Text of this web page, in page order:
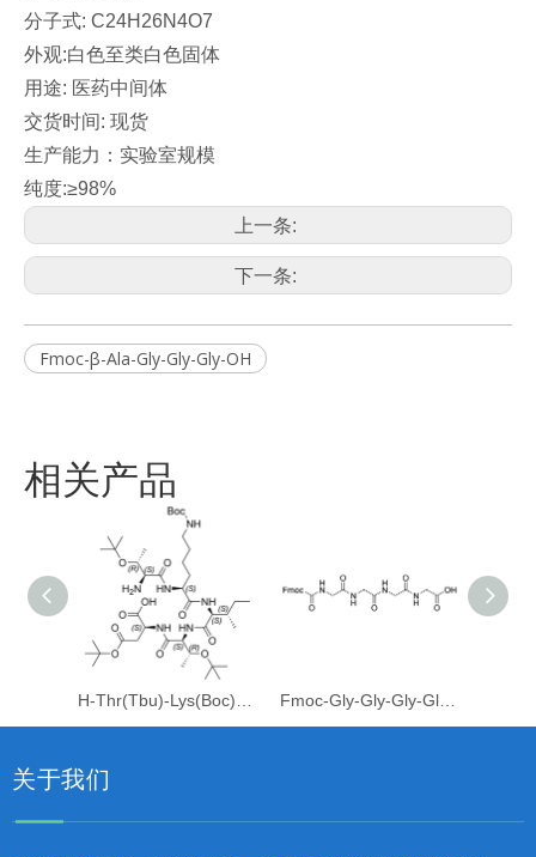
分子式: C24H26N4O7
外观:白色至类白色固体
用途: 医药中间体
交货时间: 现货
生产能力：实验室规模
纯度:≥98%
上一条:
下一条:
Fmoc-β-Ala-Gly-Gly-Gly-OH
相关产品
关于我们